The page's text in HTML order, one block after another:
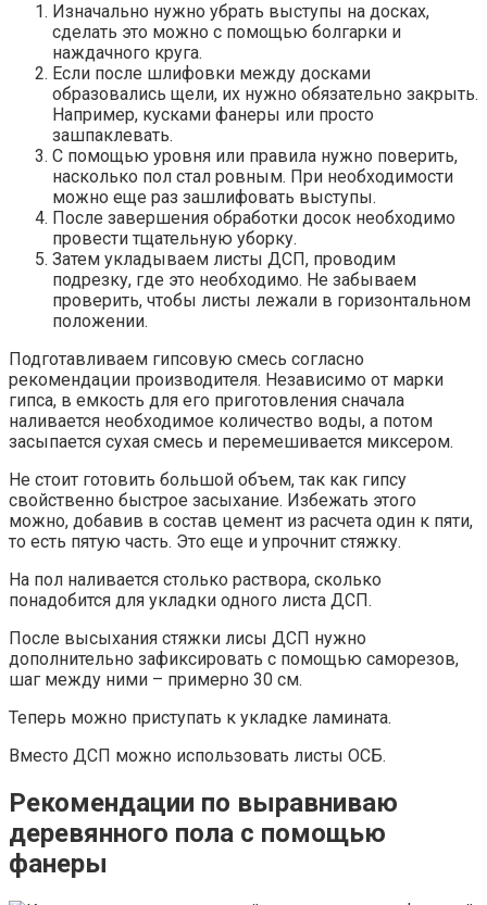
Изначально нужно убрать выступы на досках,
сделать это можно с помощью болгарки и
наждачного круга.
Если после шлифовки между досками
образовались щели, их нужно обязательно закрыть.
Например, кусками фанеры или просто
зашпаклевать.
С помощью уровня или правила нужно поверить,
насколько пол стал ровным. При необходимости
можно еще раз зашлифовать выступы.
После завершения обработки досок необходимо
провести тщательную уборку.
Затем укладываем листы ДСП, проводим
подрезку, где это необходимо. Не забываем
проверить, чтобы листы лежали в горизонтальном
положении.
Подготавливаем гипсовую смесь согласно
рекомендации производителя. Независимо от марки
гипса, в емкость для его приготовления сначала
наливается необходимое количество воды, а потом
засыпается сухая смесь и перемешивается миксером.
Не стоит готовить большой объем, так как гипсу
свойственно быстрое засыхание. Избежать этого
можно, добавив в состав цемент из расчета один к пяти,
то есть пятую часть. Это еще и упрочнит стяжку.
На пол наливается столько раствора, сколько
понадобится для укладки одного листа ДСП.
После высыхания стяжки лисы ДСП нужно
дополнительно зафиксировать с помощью саморезов,
шаг между ними – примерно 30 см.
Теперь можно приступать к укладке ламината.
Вместо ДСП можно использовать листы ОСБ.
Рекомендации по выравниваю
деревянного пола с помощью
фанеры